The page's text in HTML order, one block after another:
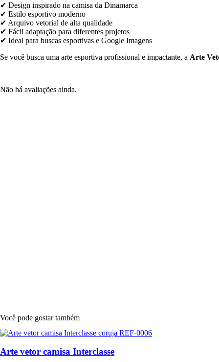
✔ Design inspirado na camisa da Dinamarca
✔ Estilo esportivo moderno
✔ Arquivo vetorial de alta qualidade
✔ Fácil adaptação para diferentes projetos
✔ Ideal para buscas esportivas e Google Imagens
Se você busca uma arte esportiva profissional e impactante, a Arte
Não há avaliações ainda.
Você pode gostar também
Arte vetor camisa Interclasse